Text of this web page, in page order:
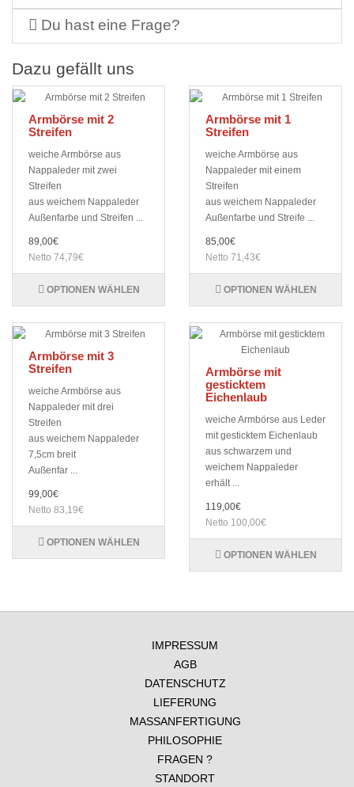
Du hast eine Frage?
Dazu gefällt uns
Armbörse mit 2
Streifen
weiche Armbörse aus
Nappaleder mit zwei
Streifen
aus weichem Nappaleder
Außenfarbe und Streifen ...
89,00€
Netto 74,79€
OPTIONEN WÄHLEN
Armbörse mit 1
Streifen
weiche Armbörse aus
Nappaleder mit einem
Streifen
aus weichem Nappaleder
Außenfarbe und Streife ...
85,00€
Netto 71,43€
OPTIONEN WÄHLEN
Armbörse mit 3
Streifen
weiche Armbörse aus
Nappaleder mit drei
Streifen
aus weichem Nappaleder
7,5cm breit
Außenfar ...
99,00€
Netto 83,19€
OPTIONEN WÄHLEN
Armbörse mit
gesticktem
Eichenlaub
weiche Armbörse aus Leder
mit gesticktem Eichenlaub
aus schwarzem und
weichem Nappaleder
erhält ...
119,00€
Netto 100,00€
OPTIONEN WÄHLEN
IMPRESSUM
AGB
DATENSCHUTZ
LIEFERUNG
MASSANFERTIGUNG
PHILOSOPHIE
FRAGEN ?
STANDORT